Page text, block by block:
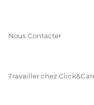
Nous Contacter
Travailler chez